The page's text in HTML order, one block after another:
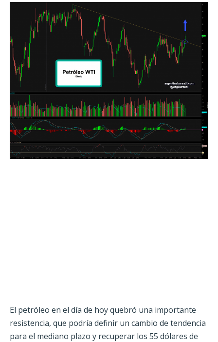
El petróleo en el día de hoy quebró una importante
resistencia, que podría definir un cambio de tendencia
para el mediano plazo y recuperar los 55 dólares de